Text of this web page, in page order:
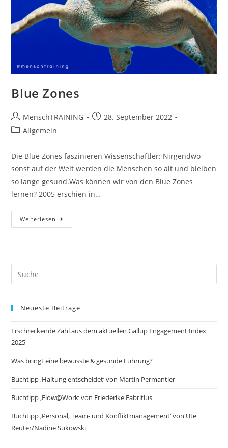
Blue Zones
Beitrags-
Autor:
MenschTRAINING
Beitrag28. September 2022
Beitrags-
Allgemein
Die Blue Zones faszinieren Wissenschaftler: Nirgendwo
sonst auf der Welt werden die Menschen so alt und bleiben
so lange gesund.Was können wir von den Blue Zones
lernen? 2005 erschien in…
Weiterlesen Blue
Zones
Search
this
Neueste Beiträge
Erschreckende Zahl aus dem aktuellen Gallup Engagement Index
2025
Was bringt eine bewusste & gesunde Führung?
Buchtipp ‚Haltung entscheidet‘ von Martin Permantier
Buchtipp ‚Flow@Work‘ von Friederike Fabritius
Buchtipp ‚Personal, Team- und Konfliktmanagement‘ von Ute
Reuter/Nadine Sukowski